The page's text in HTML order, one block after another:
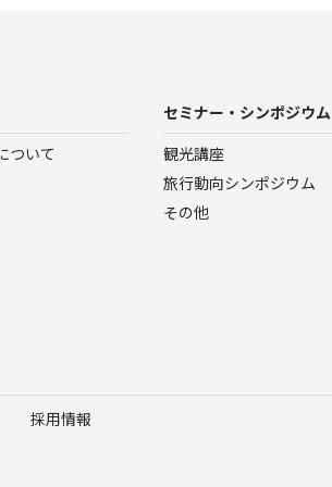
ついて
セミナー・シンポジウム
観光講座
旅行動向シンポジウム
その他
採用情報